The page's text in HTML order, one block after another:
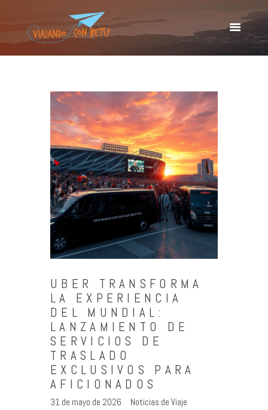
VIAJANDO CON BETSY
Viajando con Betsy
Blog
Europa
América
Asia
Quienes Somos
Contacto
UBER TRANSFORMA
LA EXPERIENCIA
DEL MUNDIAL:
LANZAMIENTO DE
SERVICIOS DE
TRASLADO
EXCLUSIVOS PARA
AFICIONADOS
31 de mayo de 2026
Noticias de Viaje